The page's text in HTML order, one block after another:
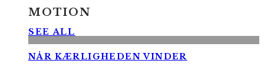
MOTION
SEE ALL
NÅR KÆRLIGHEDEN VINDER